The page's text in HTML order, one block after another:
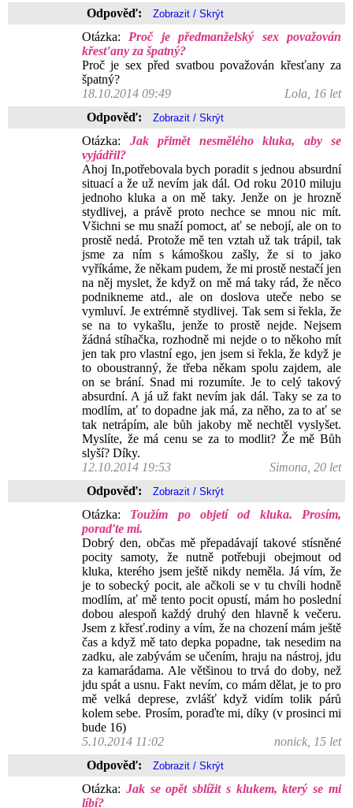
Odpověď:
Otázka: Proč je předmanželský sex považován
křesťany za špatný?
Proč je sex před svatbou považován křesťany za
špatný?
18.10.2014 09:49
Lola, 16 let
Odpověď:
Otázka: Jak přimět nesmělého kluka, aby se
vyjádřil?
Ahoj In,potřebovala bych poradit s jednou absurdní
situací a že už nevím jak dál. Od roku 2010 miluju
jednoho kluka a on mě taky. Jenže on je hrozně
stydlivej, a právě proto nechce se mnou nic mít.
Všichni se mu snaží pomoct, ať se nebojí, ale on to
prostě nedá. Protože mě ten vztah už tak trápil, tak
jsme za ním s kámoškou zašly, že si to jako
vyříkáme, že někam pudem, že mi prostě nestačí jen
na něj myslet, že když on mě má taky rád, že něco
podnikneme atd., ale on doslova uteče nebo se
vymluví. Je extrémně stydlivej. Tak sem si řekla, že
se na to vykašlu, jenže to prostě nejde. Nejsem
žádná stíhačka, rozhodně mi nejde o to někoho mít
jen tak pro vlastní ego, jen jsem si řekla, že když je
to oboustranný, že třeba někam spolu zajdem, ale
on se brání. Snad mi rozumíte. Je to celý takový
absurdní. A já už fakt nevím jak dál. Taky se za to
modlím, ať to dopadne jak má, za něho, za to ať se
tak netrápím, ale bůh jakoby mě nechtěl vyslyšet.
Myslíte, že má cenu se za to modlit? Že mě Bůh
slyší? Díky.
12.10.2014 19:53
Simona, 20 let
Odpověď:
Otázka: Toužím po objetí od kluka. Prosím,
poraďte mi.
Dobrý den, občas mě přepadávají takové stísněné
pocity samoty, že nutně potřebuji obejmout od
kluka, kterého jsem ještě nikdy neměla. Já vím, že
je to sobecký pocit, ale ačkoli se v tu chvíli hodně
modlím, ať mě tento pocit opustí, mám ho poslední
dobou alespoň každý druhý den hlavně k večeru.
Jsem z křesť.rodiny a vím, že na chození mám ještě
čas a když mě tato depka popadne, tak nesedim na
zadku, ale zabývám se učením, hraju na nástroj, jdu
za kamarádama. Ale většinou to trvá do doby, než
jdu spát a usnu. Fakt nevím, co mám dělat, je to pro
mě velká deprese, zvlášť když vidím tolik párů
kolem sebe. Prosím, poraďte mi, díky (v prosinci mi
bude 16)
5.10.2014 11:02
nonick, 15 let
Odpověď:
Otázka: Jak se opět sblížit s klukem, který se mi
líbí?